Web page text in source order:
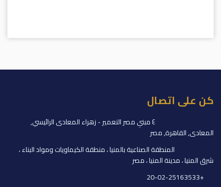
كن على اتصال
٤ مبني مصر التعمير - زهراء المعادى الرائيسي,
المعادى, القاهرة, مصر
المنطقة الصناعية بالمنيا ، منطقة الكيماويات ومواد البناء ،
شرق المنيا ، مدينة المنيا ، مصر
+20-02-25163533